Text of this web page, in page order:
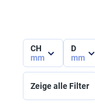
CH
mm
D
mm
Zeige alle Filter